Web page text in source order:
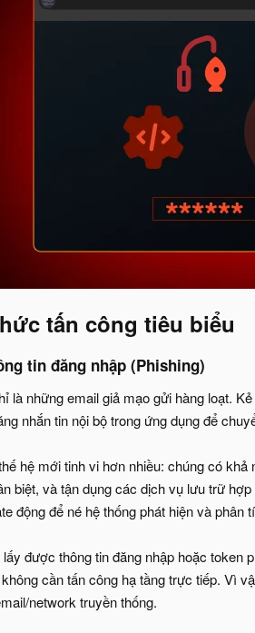
tấn công tiêu biểu​
tin đăng nhập (Phishing)​
là những email giả mạo gửi hàng loạt.
nhắn tin nội bộ trong ứng dụng để
hệ mới tinh vi hơn nhiều: chúng có
biệt, và tận dụng các dịch vụ lưu trữ
động để né hệ thống phát hiện và phân
được thông tin đăng nhập hoặc
cần tấn công hạ tầng trực tiếp. Vì
network truyền thống.